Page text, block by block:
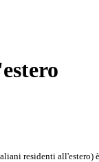
residenti all'estero)